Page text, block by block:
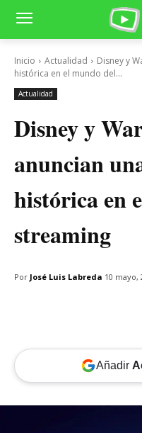
Inicio Actualidad
Disney y
histórica en el mundo del...
Actualidad
Disney y
anuncian
histórica en
streaming
Por José Luis Labreda 10 mayo,
Añadir